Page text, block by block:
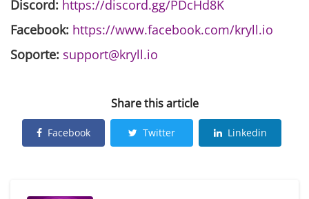
Discord: https://discord.gg/PDcHd8K
Facebook: https://www.facebook.com/kryll.io
Soporte: support@kryll.io
Share this article
Facebook Twitter Linkedin